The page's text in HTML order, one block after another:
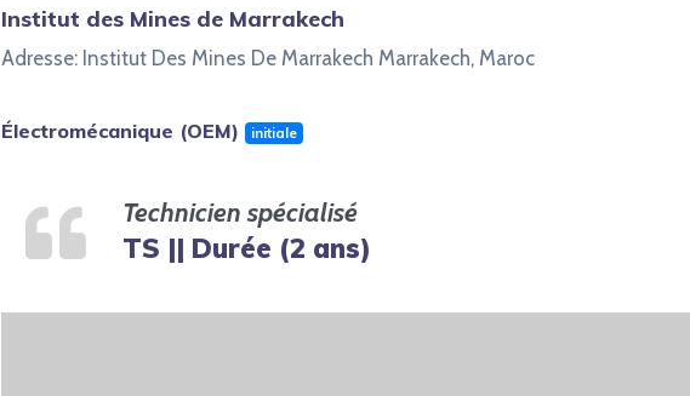
Institut des Mines de Marrakech
Adresse: Institut Des Mines De Marrakech Marrakech, Maroc
Électromécanique (OEM) initiale
Technicien spécialisé
TS || Durée (2 ans)